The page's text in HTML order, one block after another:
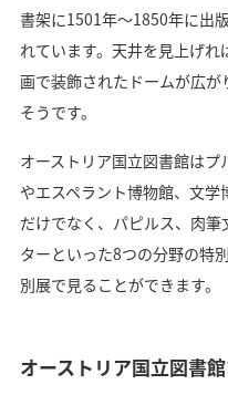
書架に1501年〜1850年に出
れています。天井を見上げ
画で装飾されたドームが広
そうです。
オーストリア国立図書館は
やエスペラント博物館、文
だけでなく、パピルス、肉
ターといった8つの分野の特
別展で見ることができます。
オーストリア国立図書